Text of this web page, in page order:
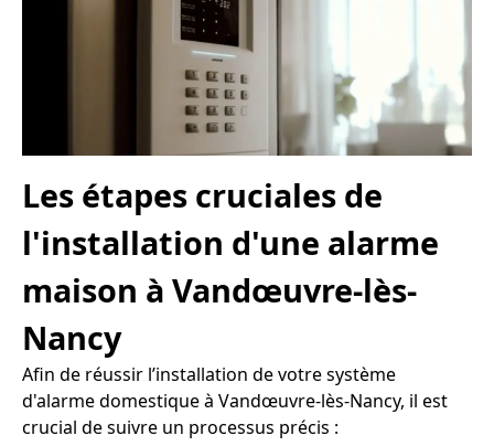
Les étapes cruciales de
l'installation d'une alarme
maison à Vandœuvre-lès-
Nancy
Afin de réussir l’installation de votre système
d'alarme domestique à Vandœuvre-lès-Nancy, il est
crucial de suivre un processus précis :